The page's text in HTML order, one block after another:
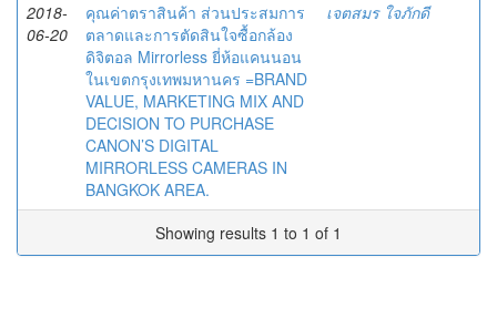
2018-
06-20
คุณค่าตราสินค้า ส่วนประสมการ
ตลาดและการตัดสินใจซื้อกล้อง
ดิจิตอล Mirrorless ยี่ห้อแคนนอน
ในเขตกรุงเทพมหานคร =BRAND
VALUE, MARKETING MIX AND
DECISION TO PURCHASE
CANON’S DIGITAL
MIRRORLESS CAMERAS IN
BANGKOK AREA.
เจตสมร ใจภักดี
Showing results 1 to 1 of 1